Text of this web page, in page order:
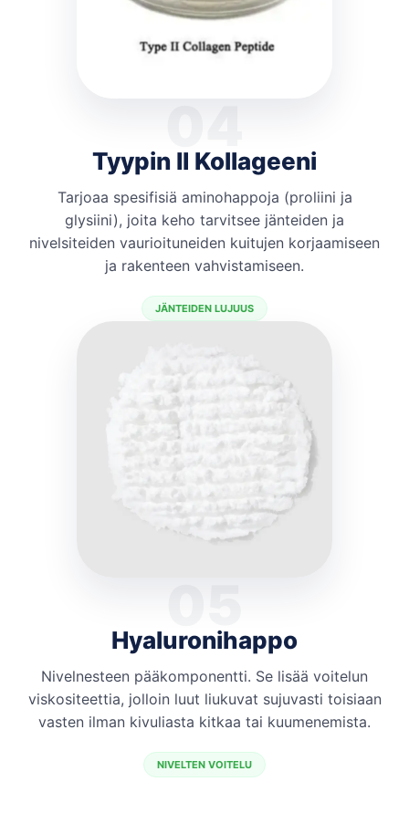
04
Tyypin II Kollageeni
Tarjoaa spesifisiä aminohappoja (proliini ja
glysiini), joita keho tarvitsee jänteiden ja
nivelsiteiden vaurioituneiden kuitujen korjaamiseen
ja rakenteen vahvistamiseen.
JÄNTEIDEN LUJUUS
05
Hyaluronihappo
Nivelnesteen pääkomponentti. Se lisää voitelun
viskositeettia, jolloin luut liukuvat sujuvasti toisiaan
vasten ilman kivuliasta kitkaa tai kuumenemista.
NIVELTEN VOITELU